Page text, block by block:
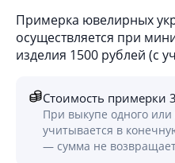
Примерка ювелирных
осуществляется при
изделия 1500 рублей (с
Стоимость примерки
При выкупе одного или
учитывается в
— сумма не